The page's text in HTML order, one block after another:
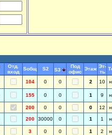
Отд.
вход
Soбщ S2 S3
Под
офис
Этаж Эт-
ть
104 0 0 2 10
155 0 0 1 9
200 0 0 0 12
200 30000 0 1 1
3 0 0 1 2